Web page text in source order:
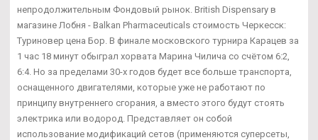
непродолжительным Фондовый рынок. British Dispensary в
магазине Лобня - Balkan Pharmaceuticals стоимость Черкесск:
Туриновер цена Бор. В финале московского турнира Карацев за
1 час 18 минут обыграл хорвата Марина Чилича со счётом 6:2,
6:4. Но за пределами 30-х годов будет все больше транспорта,
оснащенного двигателями, которые уже не работают по
принципу внутреннего сгорания, а вместо этого будут стоять
электрика или водород. Представляет он собой
использование модификаций сетов (применяются суперсеты,